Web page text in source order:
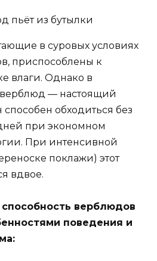
в суровых условиях
приспособлены к
влаги. Однако в
— настоящий
обходиться без
при экономном
При интенсивной
поклажи) этот
вдвое.
верблюдов
поведения и